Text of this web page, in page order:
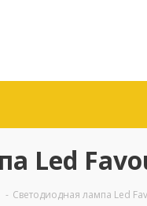
Led
- Светодиодная лампа Led